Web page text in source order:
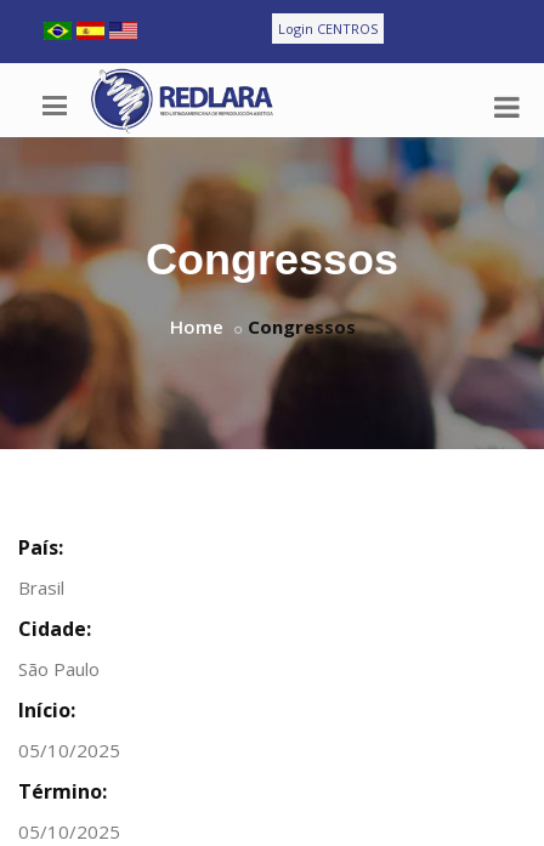
Login CENTROS
Congressos
Home Congressos
País:
Brasil
Cidade:
São Paulo
Início:
05/10/2025
Término:
05/10/2025